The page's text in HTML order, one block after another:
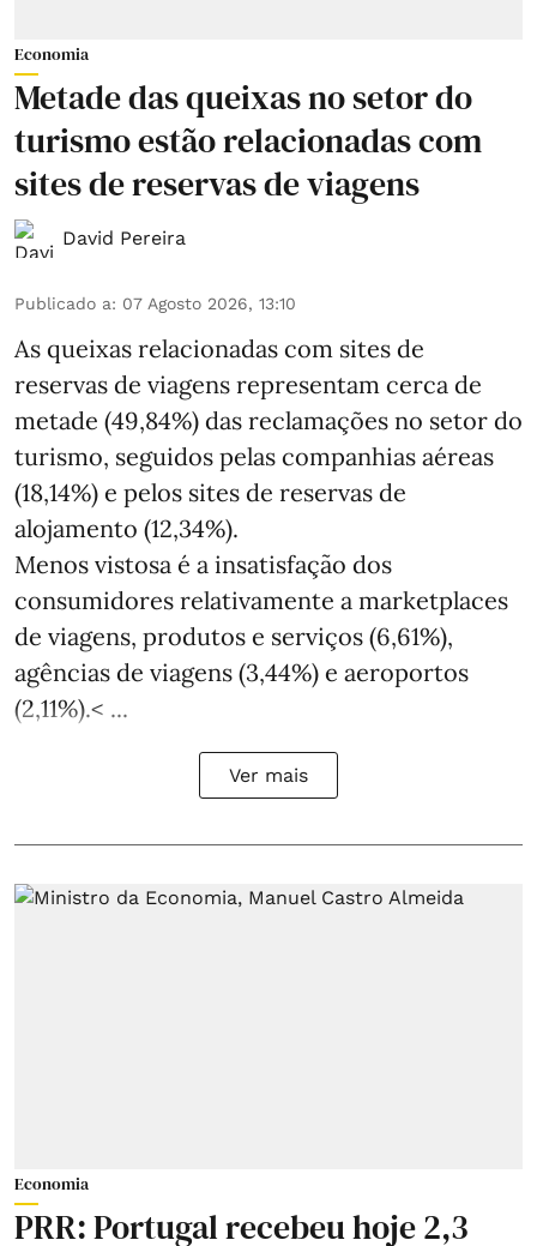
Economia
Metade das queixas no setor do
turismo estão relacionadas com
sites de reservas de viagens
David Pereira
Publicado a: 07 Agosto 2026, 13:10
As queixas relacionadas com sites de
reservas de viagens representam cerca de
metade (49,84%) das reclamações no setor do
turismo, seguidos pelas companhias aéreas
(18,14%) e pelos sites de reservas de
alojamento (12,34%).
Menos vistosa é a insatisfação dos
consumidores relativamente a marketplaces
de viagens, produtos e serviços (6,61%),
agências de viagens (3,44%) e aeroportos
(2,11%).< ...
Ver mais
Economia
PRR: Portugal recebeu hoje 2,3